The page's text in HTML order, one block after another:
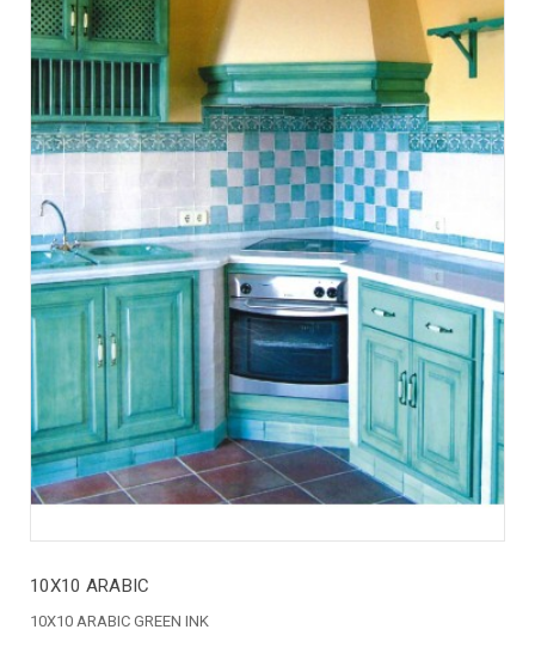
10X10 ARABIC
10X10 ARABIC GREEN INK